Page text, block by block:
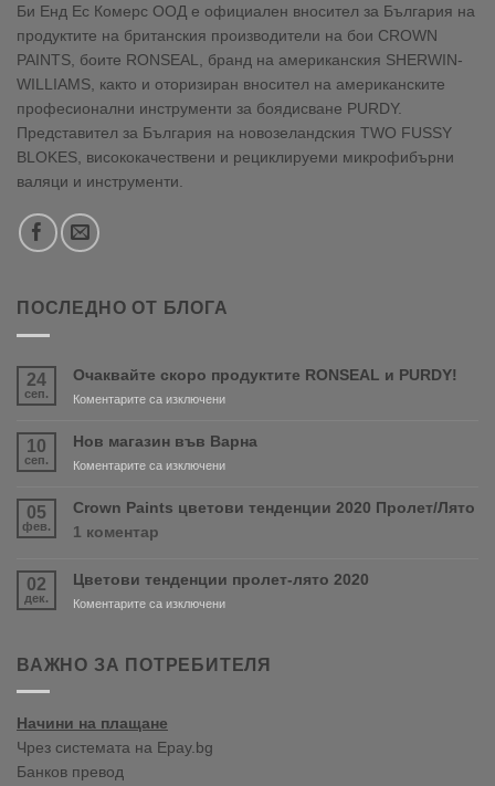
Би Енд Ес Комерс ООД е официален вносител за България на
продуктите на британския производители на бои CROWN
PAINTS, боите RONSEAL, бранд на американския SHERWIN-
WILLIAMS, както и оторизиран вносител на американските
професионални инструменти за боядисване PURDY.
Представител за България на новозеландския TWO FUSSY
BLOKES, висококачествени и рециклируеми микрофибърни
валяци и инструменти.
ПОСЛЕДНО ОТ БЛОГА
24
сеп.
Очаквайте скоро продуктите RONSEAL и PURDY!
Коментарите са изключениза
продуктите
RONSEAL
PURDY!
10
сеп.
Нов магазин във Варна
Коментарите са изключениза
05
фев.
Crown Paints цветови тенденции 2020 Пролет/Лято
1 коментар
цветови
тенденции
Лято
02
дек.
Цветови тенденции пролет-лято 2020
Коментарите са изключениза
пролет-
ВАЖНО ЗА ПОТРЕБИТЕЛЯ
Начини на плащане
Чрез системата на Epay.bg
Банков превод